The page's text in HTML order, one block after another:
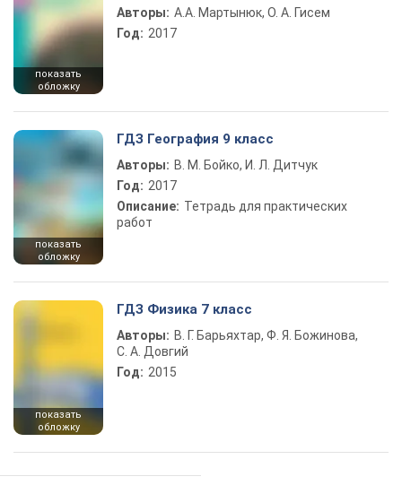
показать
обложку
Авторы: А.А. Мартынюк, О. А. Гисем
Год: 2017
показать
обложку
ГДЗ География 9 класс
Авторы: В. М. Бойко, И. Л. Дитчук
Год: 2017
Описание: Тетрадь для практических
работ
показать
обложку
ГДЗ Физика 7 класс
Авторы: В. Г. Барьяхтар, Ф. Я. Божинова,
С. А. Довгий
Год: 2015